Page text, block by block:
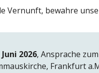
Vernunft, bewahre
Juni 2026, Ansprache
Frankfurt